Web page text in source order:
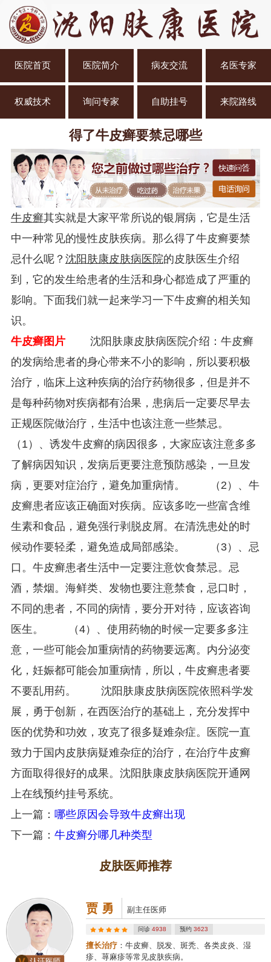
医院首页 医院简介 病友交流 名医专家
权威技术 询问专家 自助挂号 来院路线
得了牛皮癣要禁忌哪些
牛皮癣其实就是大家平常所说的银屑病，它是生活
中一种常见的慢性皮肤疾病。那么得了牛皮癣要禁
忌什么呢？ 沈阳肤康皮肤病医院的皮肤医生介绍
到，它的发生给患者的生活和身心都造成了严重的
影响。下面我们就一起来学习一下牛皮癣的相关知
识。
牛皮癣图片沈阳肤康皮肤病医院介绍：牛皮癣
的发病给患者的身心带来不小的影响，所以要积极
治疗，临床上这种疾病的治疗药物很多，但是并不
是每种药物对疾病都有治果，患病后一定要尽早去
正规医院做治疗，生活中也该注意一些禁忌。
（1）、诱发牛皮癣的病因很多，大家应该注意多多
了解病因知识，发病后更要注意预防感染，一旦发
病，更要对症治疗，避免加重病情。 （2）、牛
皮癣患者应该正确面对疾病。应该多吃一些富含维
生素和食品，避免强行剥脱皮屑。在清洗患处的时
候动作要轻柔，避免造成局部感染。 （3）、忌
口。牛皮癣患者生活中一定要注意饮食禁忌。忌
酒，禁烟。海鲜类、发物也要注意禁食，忌口时，
不同的患者，不同的病情，要分开对待，应该咨询
医生。 （4）、使用药物的时候一定要多多注
意，一些可能会加重病情的药物要远离。内分泌变
化，妊娠都可能会加重病情，所以，牛皮癣患者要
不要乱用药。 沈阳肤康皮肤病医院依照科学发
展，勇于创新，在西医治疗的基础上，充分发挥中
医的优势和功效，攻克了很多疑难杂症。医院一直
致力于国内皮肤病疑难杂症的治疗，在治疗牛皮癣
方面取得很好的成果。沈阳肤康皮肤病医院开通网
上在线预约挂号系统。
上一篇： 哪些原因会导致牛皮癣出现
下一篇： 牛皮癣分哪几种类型
皮肤医师推荐
贾 勇 副主任医师
问诊4938 预约 3623
擅长治疗 ：牛皮癣、脱发、斑秃、各类皮炎、湿
疹、荨麻疹等常见皮肤疾病。